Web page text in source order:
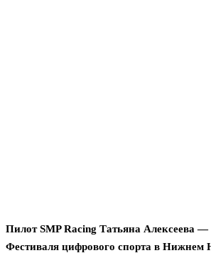
Пилот SMP Racing Татьяна Алексеева
Фестиваля цифрового спорта в Нижнем